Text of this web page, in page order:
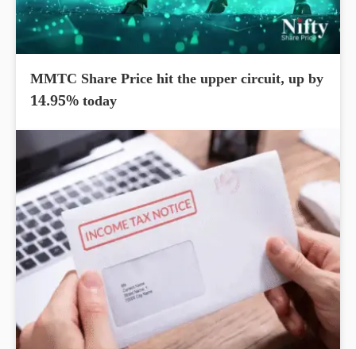
MMTC Share Price hit the upper circuit, up by
14.95% today